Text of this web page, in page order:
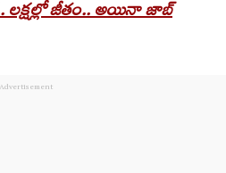
లక్షల్లో జీతం.. అయినా జాబ్